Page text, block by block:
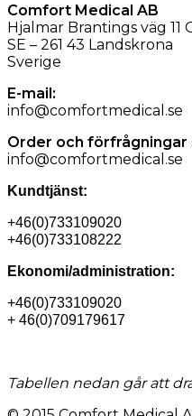
Comfort Medical AB
Hjalmar Brantings väg 11
SE – 261 43 Landskrona
Sverige
E-mail:
info@comfortmedical.se
Order och förfrågningar
info@comfortmedical.se
Kundtjänst:
+46(0)733109020
+46(0)733108222
Ekonomi/administration:
+46(0)733109020
+ 46(0)709179617
Tabellen nedan går att